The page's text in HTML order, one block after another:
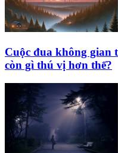
Cuộc đua không gian
còn gì thú vị hơn thế?